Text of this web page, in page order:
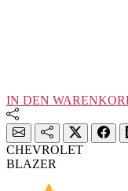
IN DEN
CHEVROLET
BLAZER